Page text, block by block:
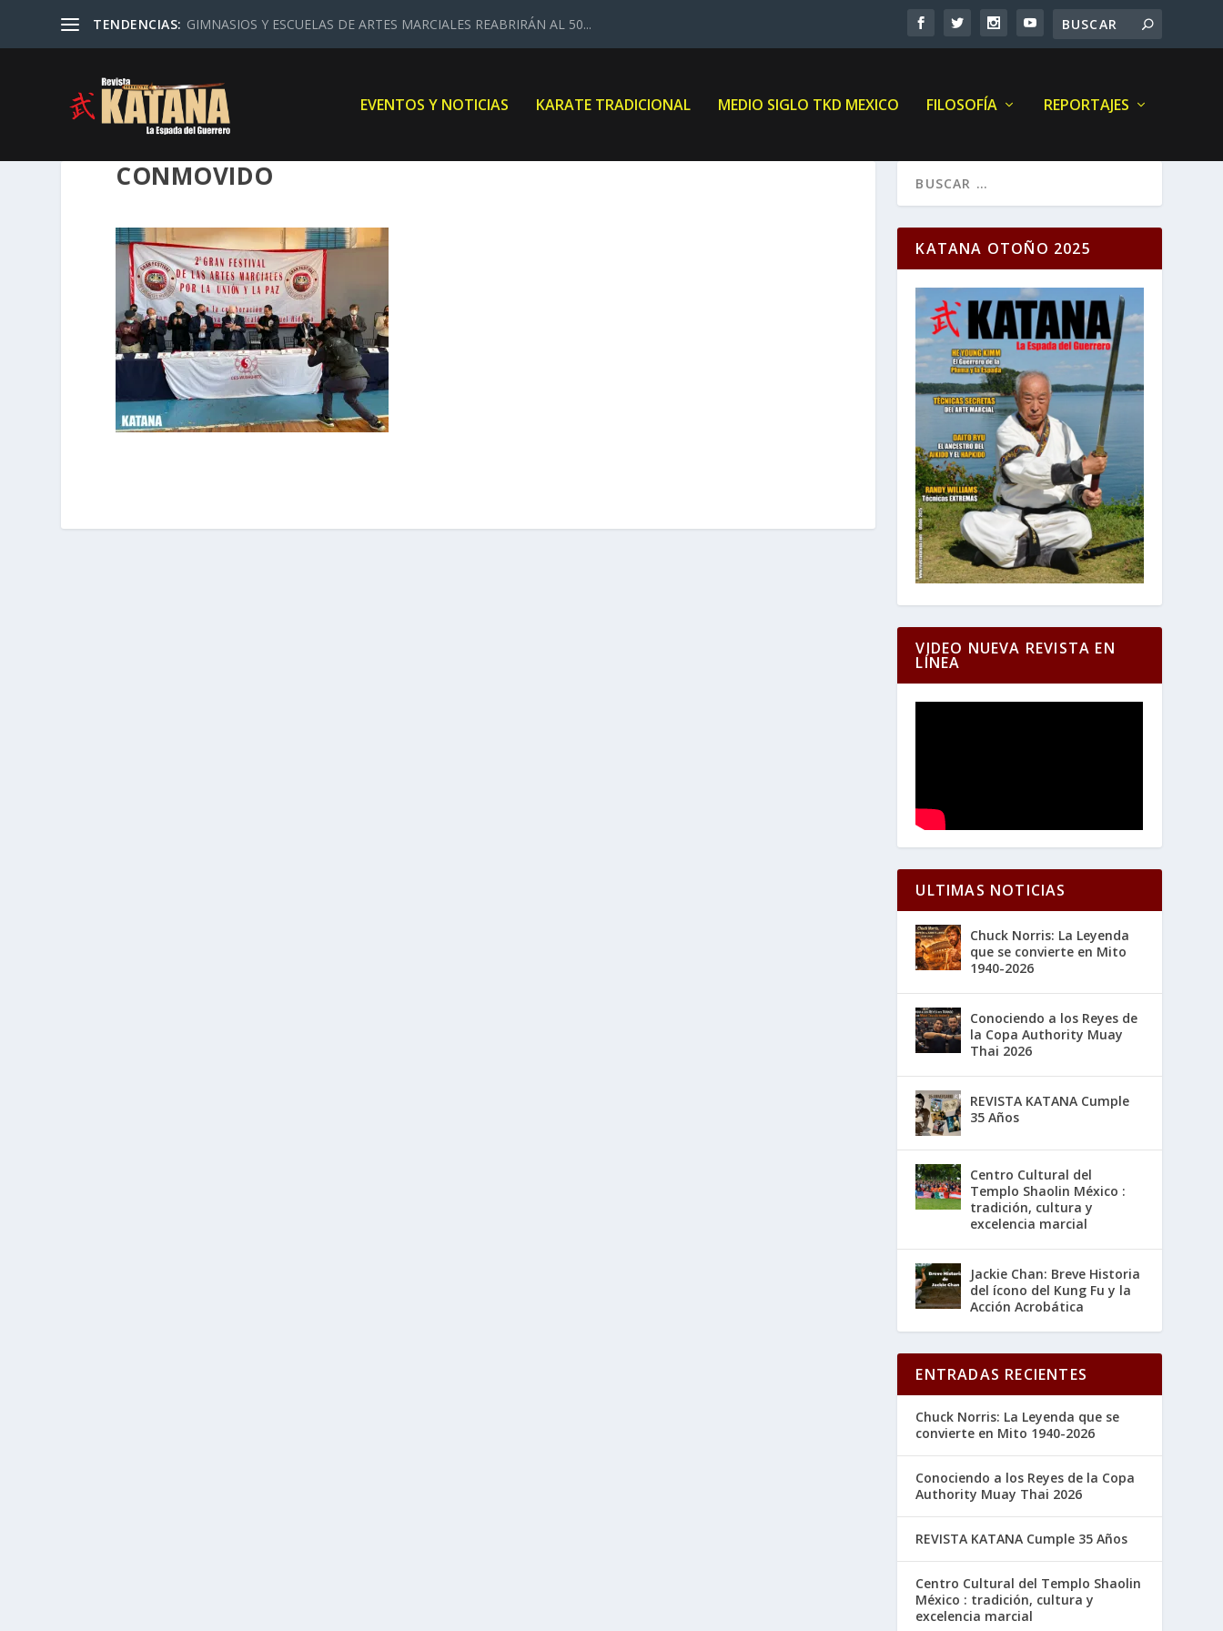
TENDENCIAS: GIMNASIOS Y ESCUELAS DE ARTES MARCIALES REABRIRÁN AL 50...
EVENTOS Y NOTICIAS KARATE TRADICIONAL MEDIO SIGLO TKD MEXICO FILOSOFÍA REPORTAJES
CONMOVIDO
KATANA OTOÑO 2025
VIDEO NUEVA REVISTA EN
LÍNEA
ULTIMAS NOTICIAS
Chuck Norris: La Leyenda
que se convierte en Mito
1940-2026
Conociendo a los Reyes de
la Copa Authority Muay
Thai 2026
REVISTA KATANA Cumple
35 Años
Centro Cultural del
Templo Shaolin México :
tradición, cultura y
excelencia marcial
Jackie Chan: Breve Historia
del ícono del Kung Fu y la
Acción Acrobática
ENTRADAS RECIENTES
Chuck Norris: La Leyenda que se
convierte en Mito 1940-2026
Conociendo a los Reyes de la Copa
Authority Muay Thai 2026
REVISTA KATANA Cumple 35 Años
Centro Cultural del Templo Shaolin
México : tradición, cultura y
excelencia marcial